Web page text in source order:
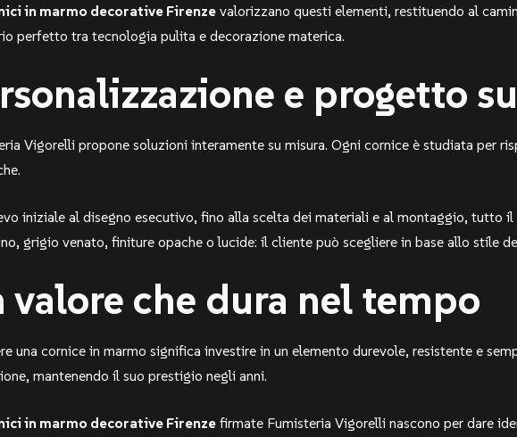
in marmo decorative Firenze valorizzano questi elementi, restituendo al
perfetto tra tecnologia pulita e decorazione materica.
e progetto
Vigorelli propone soluzioni interamente su misura. Ogni cornice è studiata per
iniziale al disegno esecutivo, fino alla scelta dei materiali e al montaggio, tutto
grigio venato, finiture opache o lucide: il cliente può scegliere in base allo stile
valore che dura nel tempo
una cornice in marmo significa investire in un elemento durevole, resistente e
mantenendo il suo prestigio negli anni.
in marmo decorative Firenze firmate Fumisteria Vigorelli nascono per dare